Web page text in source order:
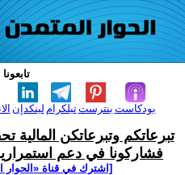
لينكدإن تيلكرامبنترست بودكاست
تبرعاتكم وتبرعاتكن المالية
فشاركونا في دعم
[اشترك في قناة ‫«الحوار